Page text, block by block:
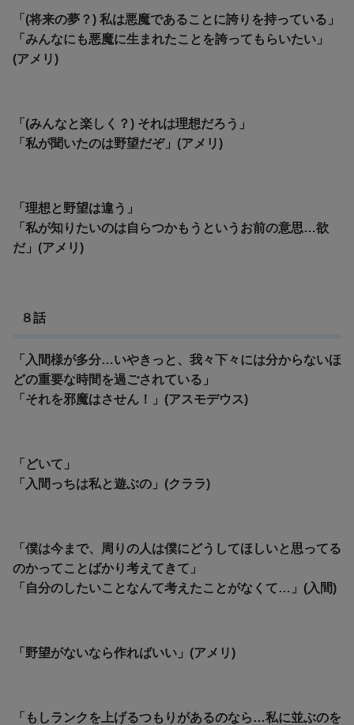
「(将来の夢？) 私は悪魔であることに誇りを持っている」
「みんなにも悪魔に生まれたことを誇ってもらいたい」
(アメリ)
「(みんなと楽しく？) それは理想だろう」
「私が聞いたのは野望だぞ」(アメリ)
「理想と野望は違う」
「私が知りたいのは自らつかもうというお前の意思…欲
だ」(アメリ)
８話
「入間様が多分…いやきっと、我々下々には分からないほ
どの重要な時間を過ごされている」
「それを邪魔はさせん！」(アスモデウス)
「どいて」
「入間っちは私と遊ぶの」(クララ)
「僕は今まで、周りの人は僕にどうしてほしいと思ってる
のかってことばかり考えてきて」
「自分のしたいことなんて考えたことがなくて…」(入間)
「野望がないなら作ればいい」(アメリ)
「もしランクを上げるつもりがあるのなら…私に並ぶのを